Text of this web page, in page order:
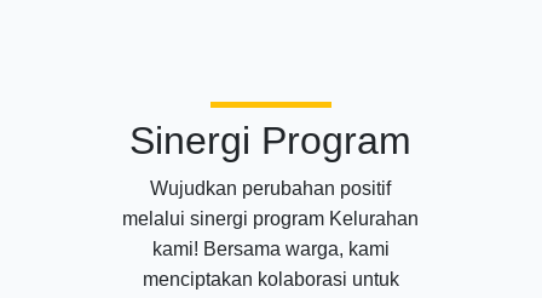
Sinergi Program
Wujudkan perubahan positif
melalui sinergi program Kelurahan
kami! Bersama warga, kami
menciptakan kolaborasi untuk